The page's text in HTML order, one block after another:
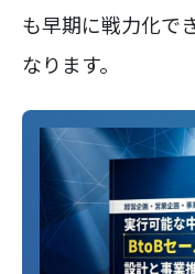
も早期に戦力化で
なります。